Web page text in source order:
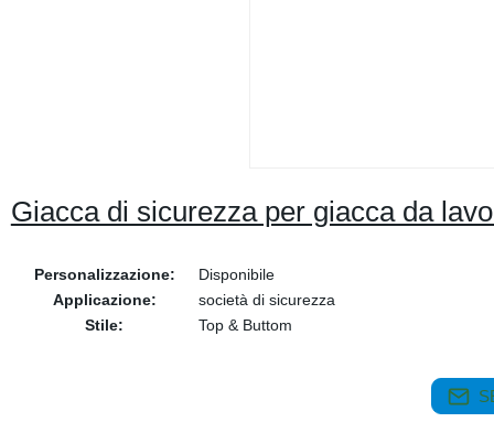
Giacca di sicurezza per giacca da
Personalizzazione:
Disponibile
Applicazione:
società di sicurezza
Stile:
Top & Buttom